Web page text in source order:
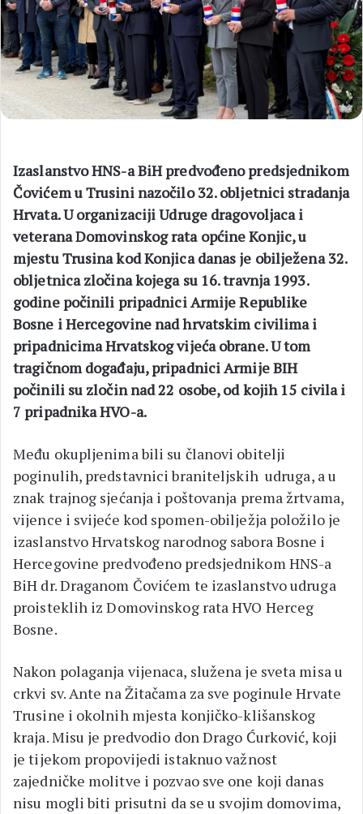
Izaslanstvo HNS-a BiH predvođeno predsjednikom
Čovićem u Trusini nazočilo 32. obljetnici stradanja
Hrvata. U organizaciji Udruge dragovoljaca i
veterana Domovinskog rata općine Konjic, u
mjestu Trusina kod Konjica danas je obilježena 32.
obljetnica zločina kojega su 16. travnja 1993.
godine počinili pripadnici Armije Republike
Bosne i Hercegovine nad hrvatskim civilima i
pripadnicima Hrvatskog vijeća obrane. U tom
tragičnom događaju, pripadnici Armije BIH
počinili su zločin nad 22 osobe, od kojih 15 civila i
7 pripadnika HVO-a.
Među okupljenima bili su članovi obitelji
poginulih, predstavnici braniteljskih udruga, a u
znak trajnog sjećanja i poštovanja prema žrtvama,
vijence i svijeće kod spomen-obilježja položilo je
izaslanstvo Hrvatskog narodnog sabora Bosne i
Hercegovine predvođeno predsjednikom HNS-a
BiH dr. Draganom Čovićem te izaslanstvo udruga
proisteklih iz Domovinskog rata HVO Herceg
Bosne.
Nakon polaganja vijenaca, služena je sveta misa u
crkvi sv. Ante na Žitačama za sve poginule Hrvate
Trusine i okolnih mjesta konjičko-klišanskog
kraja. Misu je predvodio don Drago Ćurković, koji
je tijekom propovijedi istaknuo važnost
zajedničke molitve i pozvao sve one koji danas
nisu mogli biti prisutni da se u svojim domovima,